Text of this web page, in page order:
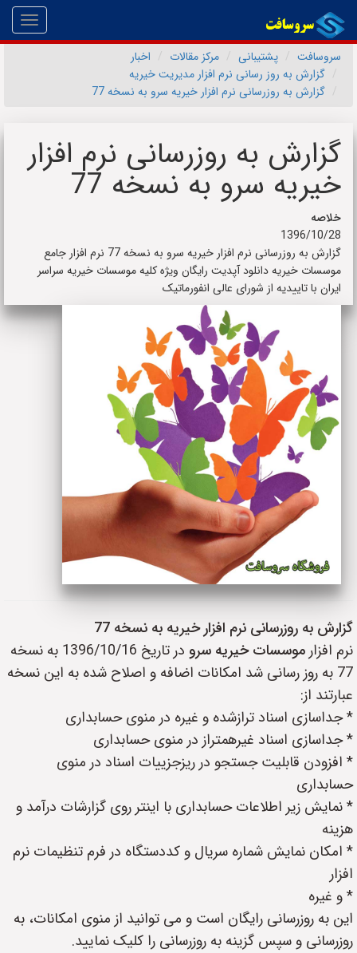
سروسافت
پشتیبانی مرکز مقالات
اخبار
گزارش به روز رسانی نرم افزار مدیریت خیریه
گزارش به روزرسانی نرم افزار خیریه سرو به نسخه 77
گزارش به روزرسانی نرم افزار
خیریه سرو به نسخه 77
خلاصه
1396/10/28
گزارش به روزرسانی نرم افزار خیریه سرو به نسخه 77 نرم افزار جامع
موسسات خیریه دانلود آپدیت رایگان ویژه کلیه موسسات خیریه سراسر
ایران با تاییدیه از شورای عالی انفورماتیک
گزارش به روزرسانی نرم افزار خیریه به نسخه 77
نرم افزار موسسات خیریه سرو
در تاریخ 1396/10/16 به نسخه
77 به روز رسانی شد امکانات اضافه و اصلاح شده به این نسخه
عبارتند از:
* جداسازی اسناد ترازشده و غیره در منوی حسابداری
* جداسازی اسناد غیرهمتراز در منوی حسابداری
* افزودن قابلیت جستجو در ریزجزییات اسناد در منوی
حسابداری
* نمایش زیر اطلاعات حسابداری با اینتر روی گزارشات درآمد و
هزینه
* امکان نمایش شماره سریال و کددستگاه در فرم تنظیمات نرم
افزار
* و غیره
این به روزرسانی رایگان است و می توانید از منوی امکانات، به
روزرسانی و سپس گزینه به روزرسانی را کلیک نمایید.